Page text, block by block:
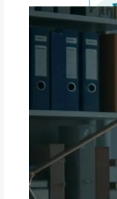
お役立ち
【情報
体
2026年8